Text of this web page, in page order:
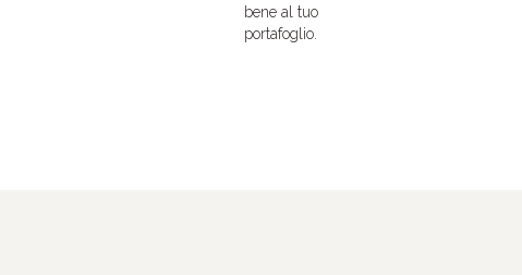
bene al tuo
portafoglio.